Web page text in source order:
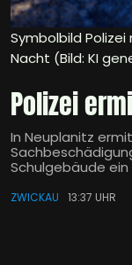
Symbolbild
Nacht (Bild: KI
Polizei
In Neuplanitz
Schulgebäude
ZWICKAU 13:37 UHR